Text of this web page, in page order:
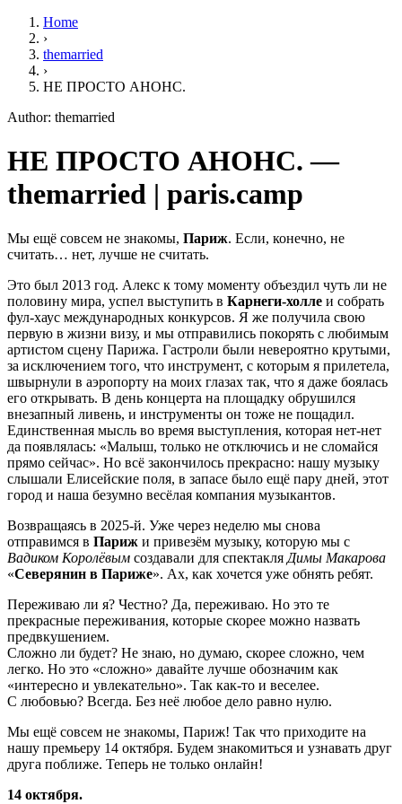
Home
›
themarried
›
НЕ ПРОСТО АНОНС.
Author: themarried
НЕ ПРОСТО АНОНС. —
themarried | paris.camp
Мы ещё совсем не знакомы, Париж. Если, конечно, не
считать… нет, лучше не считать.
Это был 2013 год. Алекс к тому моменту объездил чуть ли не
половину мира, успел выступить в Карнеги-холле и собрать
фул-хаус международных конкурсов. Я же получила свою
первую в жизни визу, и мы отправились покорять с любимым
артистом сцену Парижа. Гастроли были невероятно крутыми,
за исключением того, что инструмент, с которым я прилетела,
швырнули в аэропорту на моих глазах так, что я даже боялась
его открывать. В день концерта на площадку обрушился
внезапный ливень, и инструменты он тоже не пощадил.
Единственная мысль во время выступления, которая нет-нет
да появлялась: «Малыш, только не отключись и не сломайся
прямо сейчас». Но всё закончилось прекрасно: нашу музыку
слышали Елисейские поля, в запасе было ещё пару дней, этот
город и наша безумно весёлая компания музыкантов.
Возвращаясь в 2025-й. Уже через неделю мы снова
отправимся в Париж и привезём музыку, которую мы с
Вадиком Королёвым создавали для спектакля Димы Макарова
«Северянин в Париже». Ах, как хочется уже обнять ребят.
Переживаю ли я? Честно? Да, переживаю. Но это те
прекрасные переживания, которые скорее можно назвать
предвкушением.
Сложно ли будет? Не знаю, но думаю, скорее сложно, чем
легко. Но это «сложно» давайте лучше обозначим как
«интересно и увлекательно». Так как-то и веселее.
С любовью? Всегда. Без неё любое дело равно нулю.
Мы ещё совсем не знакомы, Париж! Так что приходите на
нашу премьеру 14 октября. Будем знакомиться и узнавать друг
друга поближе. Теперь не только онлайн!
14 октября.